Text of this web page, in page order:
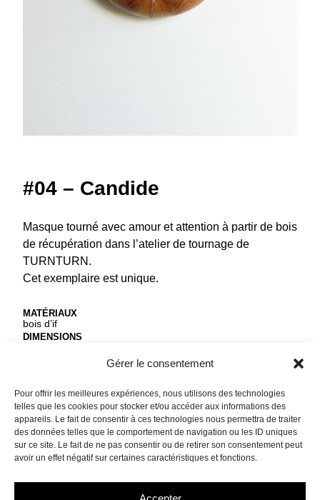
Gérer le consentement
Pour offrir les meilleures expériences, nous utilisons des technologies
telles que les cookies pour stocker et/ou accéder aux informations des
appareils. Le fait de consentir à ces technologies nous permettra de traiter
des données telles que le comportement de navigation ou les ID uniques
sur ce site. Le fait de ne pas consentir ou de retirer son consentement peut
avoir un effet négatif sur certaines caractéristiques et fonctions.
#04 – Candide
Masque tourné avec amour et attention à partir de bois
de récupération dans l’atelier de tournage de
TURNTURN.
Cet exemplaire est unique.
MATÉRIAUX
bois d’if
DIMENSIONS
25,00€
VENDU